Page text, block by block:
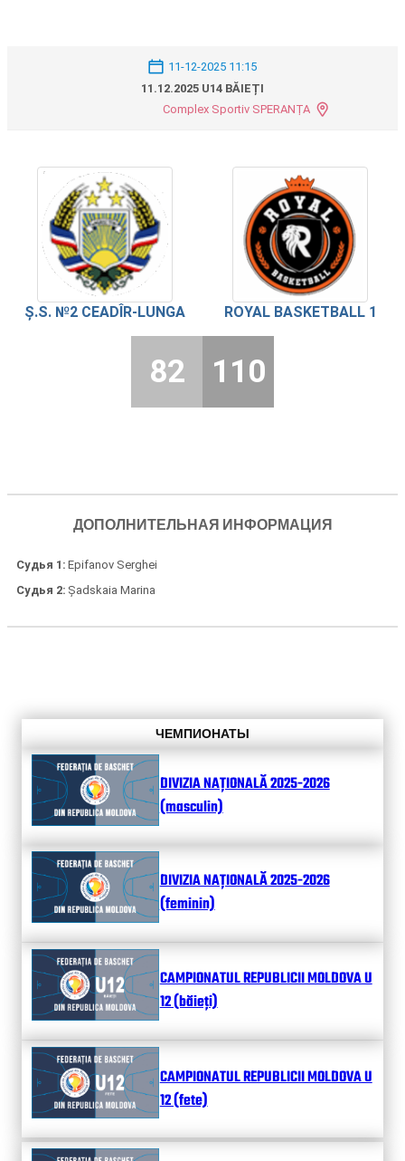
11-12-2025 11:15
11.12.2025 U14 BĂIEȚI
Complex Sportiv SPERANȚA
Ș.S. №2 CEADÎR-LUNGA ROYAL BASKETBALL 1
82 110
ДОПОЛНИТЕЛЬНАЯ ИНФОРМАЦИЯ
Судья 1 Epifanov Serghei
Судья 2 Șadskaia Marina
ЧЕМПИОНАТЫ
DIVIZIA NAȚIONALĂ 2025-2026
(masculin)
DIVIZIA NAȚIONALĂ 2025-2026
(feminin)
CAMPIONATUL REPUBLICII MOLDOVA U
12 (băieți)
CAMPIONATUL REPUBLICII MOLDOVA U
12 (fete)